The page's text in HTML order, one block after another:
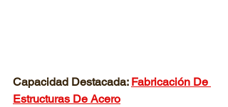
Capacidad Destacada: Fabricación De
Estructuras De Acero